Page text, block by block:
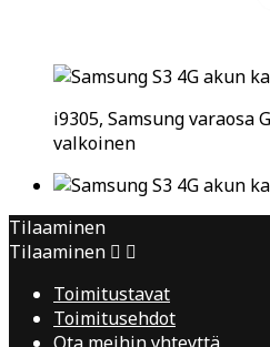
i9305, Samsung varaosa
valkoinen
Tilaaminen
Tilaaminen  
Toimitustavat
Toimitusehdot